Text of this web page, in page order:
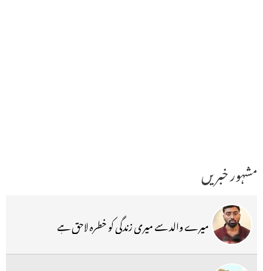
مشہور خبریں
میرے والد سے میری زندگی کو خطرہ لاحق ہے